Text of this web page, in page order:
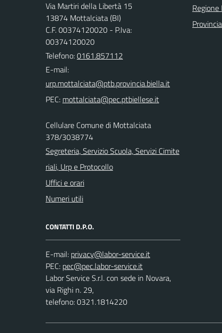
Via Martiri della Libertà 15
13874 Mottalciata (BI)
C.F. 00374120020 - P.Iva:
00374120020
Telefono:0161.857112
E-mail:
PEC:
Cellulare Comune di Mottalciata
378/3038774
Segreteria, Servizio Scuola, Servizi Cimite
riali, Urp e Protocollo
Uffici e orari
Numeri utili
CONTATTI D.P.O.
E-mail:
PEC:
Labor Service S.r.l. con sede in Novara,
via Righi n. 29,
telefono: 0321.1814220